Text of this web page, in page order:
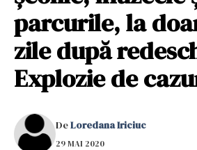
parcurile, la
zile după
Explozie de
DeLoredana Iriciuc
29 MAI 2020